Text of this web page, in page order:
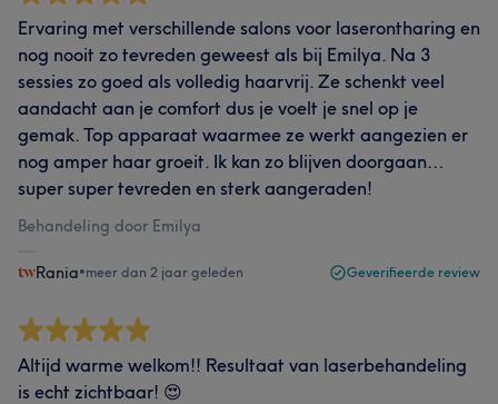
Ervaring met verschillende salons voor laserontharing en
nog nooit zo tevreden geweest als bij Emilya. Na 3
sessies zo goed als volledig haarvrij. Ze schenkt veel
aandacht aan je comfort dus je voelt je snel op je
gemak. Top apparaat waarmee ze werkt aangezien er
nog amper haar groeit. Ik kan zo blijven doorgaan…
super super tevreden en sterk aangeraden!
Behandeling door Emilya
Rania•meer dan 2 jaar geleden Geverifieerde review
Altijd warme welkom!! Resultaat van laserbehandeling
is echt zichtbaar! 😍